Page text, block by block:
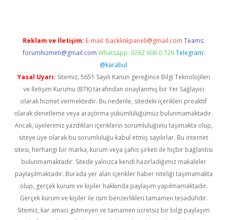
Reklam ve İletişim: E-mail: backlinkpaneli@gmail.com Teams:
forumhizmeti@gmail.com Whatsapp: 0262 606 0 726 Telegram:
@karabul
Yasal Uyarı: Sitemiz, 5651 Sayılı Kanun gereğince Bilgi Teknolojileri
ve İletişim Kurumu (BTK) tarafından onaylanmış bir Yer Sağlayıcı
olarak hizmet vermektedir. Bu nedenle, sitedeki içerikleri proaktif
olarak denetleme veya araştırma yükümlülüğümüz bulunmamaktadır.
Ancak, üyelerimiz yazdıkları içeriklerin sorumluluğunu taşımakta olup,
siteye üye olarak bu sorumluluğu kabul etmiş sayılırlar. Bu internet
sitesi, herhangi bir marka, kurum veya şahıs şirketi ile hiçbir bağlantısı
bulunmamaktadır. Sitede yalnızca kendi hazırladığımız makaleler
paylaşılmaktadır. Burada yer alan içerikler haber niteliği taşımamakta
olup, gerçek kurum ve kişiler hakkında paylaşım yapılmamaktadır.
Gerçek kurum ve kişiler ile isim benzerlikleri tamamen tesadüfidir.
Sitemiz, kar amacı gütmeyen ve tamamen ücretsiz bir bilgi paylaşım